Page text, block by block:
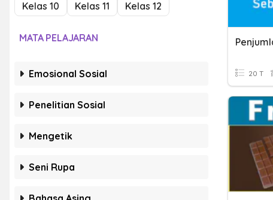
Kelas 10
Kelas 11 Kelas 12
MATA PELAJARAN
Emosional Sosial
Penelitian Sosial
Mengetik
Seni Rupa
20 T